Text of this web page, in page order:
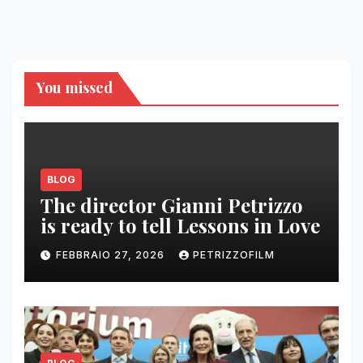
You missed
BLOG
The director Gianni Petrizzo
is ready to tell Lessons in Love
FEBBRAIO 27, 2026 PETRIZZOFILM